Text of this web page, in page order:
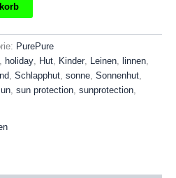
PurePure
, holiday, Hut, Kinder, Leinen, linnen,
, Schlapphut, sonne, Sonnenhut,
, sun protection, sunprotection,